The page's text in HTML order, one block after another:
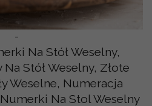
-
Na Stół Weselny,
Stół Weselny, Złote
Weselne, Numeracja
Na Stol Weselny